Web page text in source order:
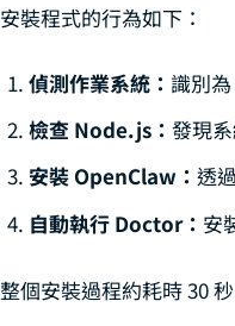
安裝程式的行為如下：
偵測作業系統： 識別
檢查 Node.js： 發現
安裝 OpenClaw： 透過
自動執行 Doctor： 安
整個安裝過程約耗時 30